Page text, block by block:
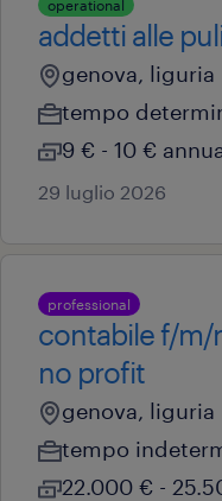
operational
addetti alle
genova, liguria
tempo
9 € - 10 €
29 luglio 2026
professional
contabile f/m/
no profit
genova, liguria
tempo
22.000 € -